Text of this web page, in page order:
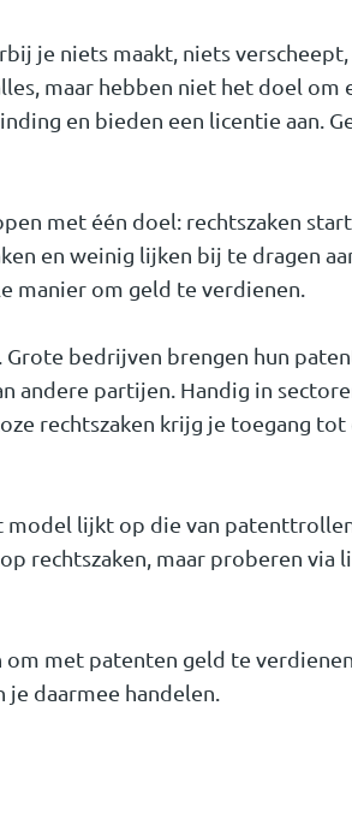
je niets maakt, niets
maar hebben niet het doel om
en bieden een licentie aan.
met één doel: rechtszaken
en weinig lijken bij te dragen
manier om geld te verdienen.
bedrijven brengen hun
andere partijen. Handig in
rechtszaken krijg je toegang
model lijkt op die van
rechtszaken, maar proberen via
met patenten geld te
daarmee handelen.